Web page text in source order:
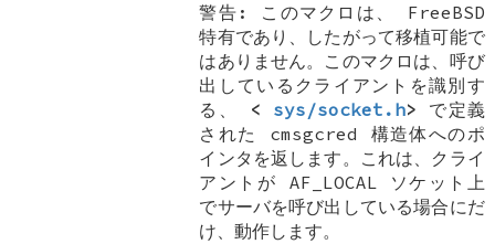
警告 : このマクロは、 FreeBSD
特有であり、したがって移植可能で
はありません。このマクロは、呼び
出しているクライアントを識別す
る、
< sys/socket.h> で定義
された cmsgcred
構造体へのポ
インタを返します。これは、クライ
アントが AF_LOCAL ソケット上
でサーバを呼び出している場合にだ
け、動作します。